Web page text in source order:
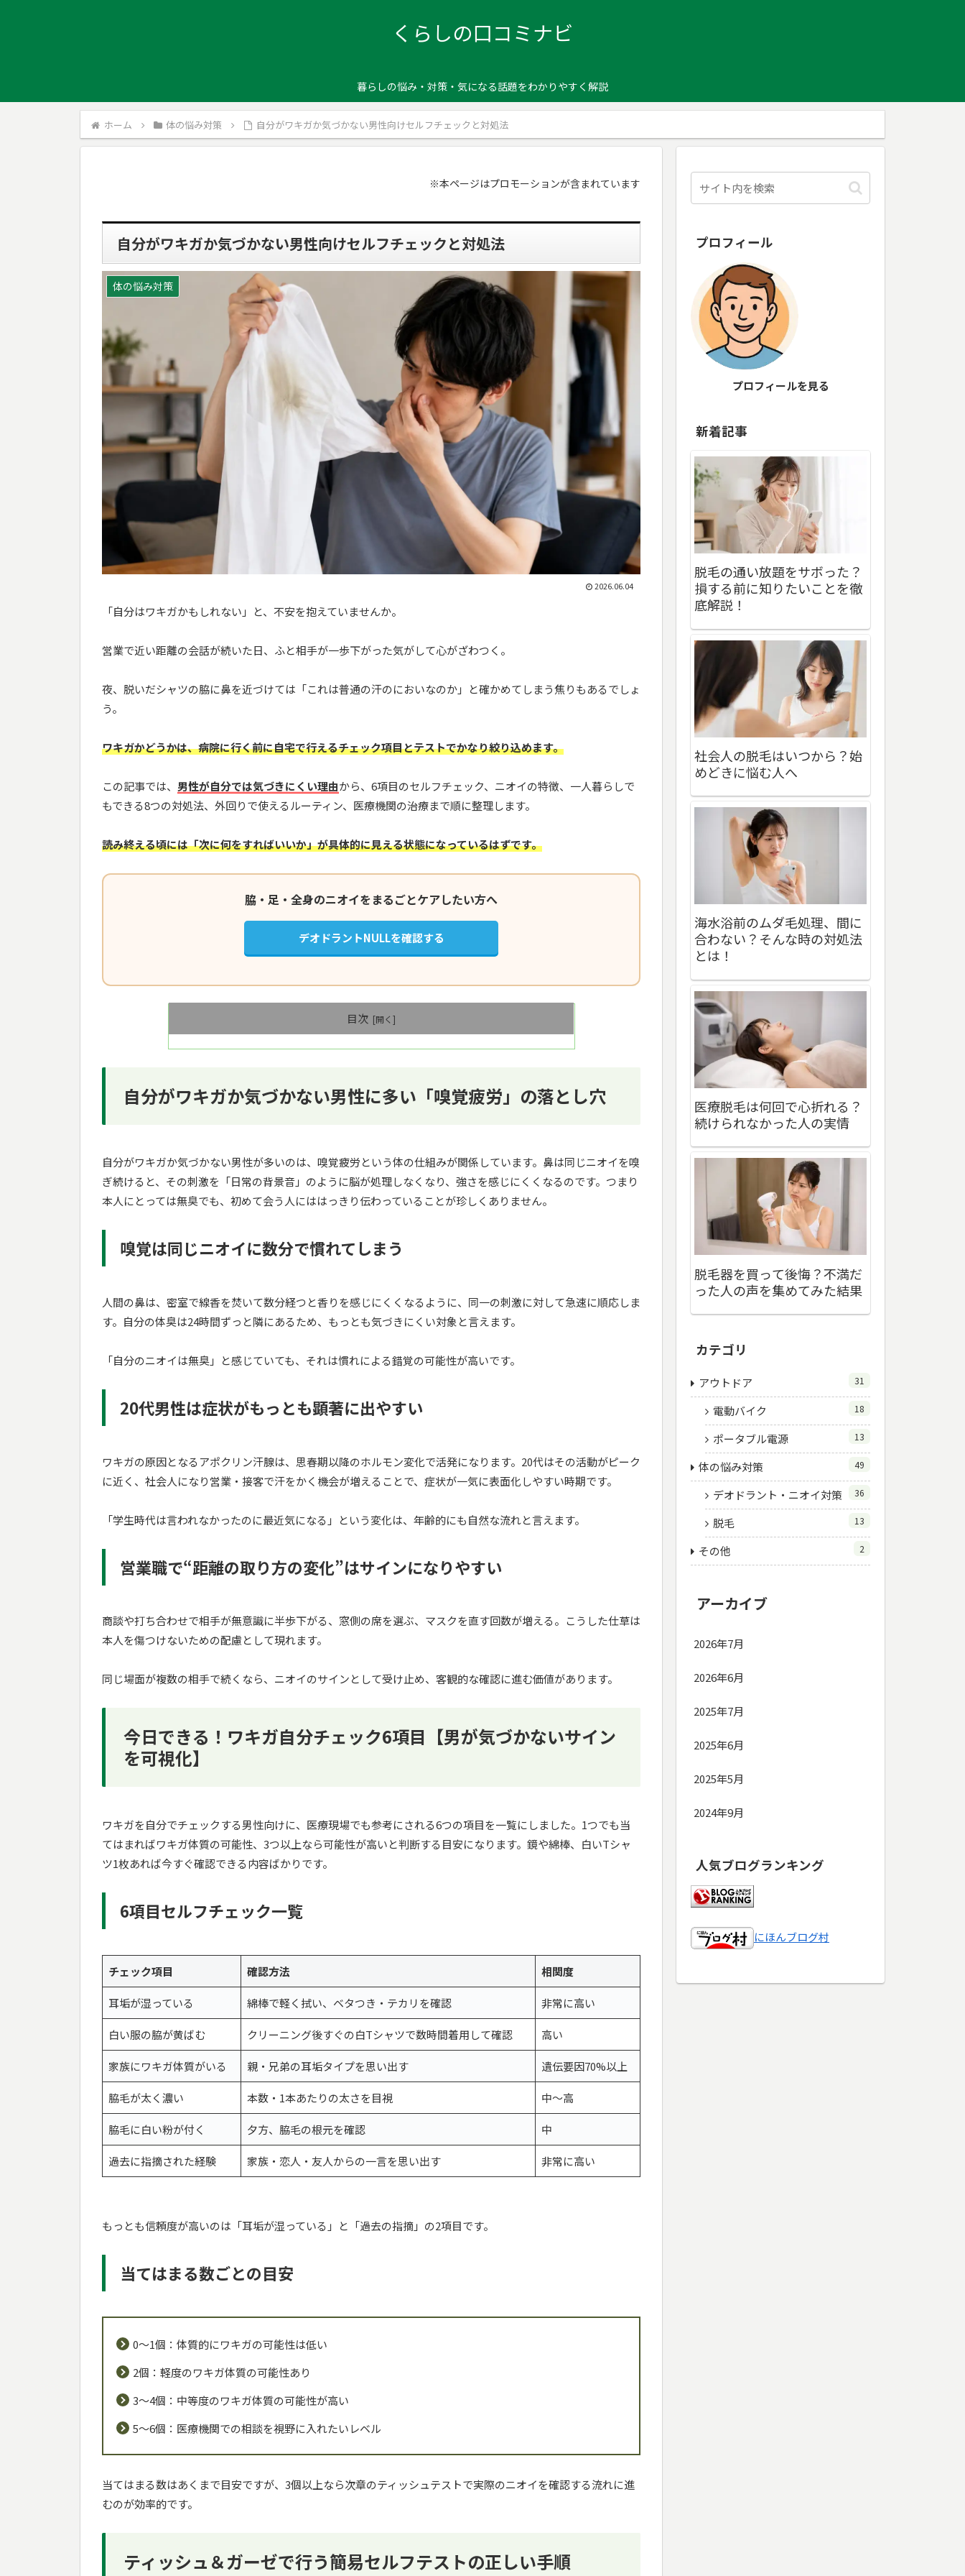
くらしの口コミナビ
暮らしの悩み・対策・気になる話題をわかりやすく解説
ホーム 体の悩み対策 自分がワキガか気づかない男性向けセルフチェックと対処法
※本ページはプロモーションが含まれています
自分がワキガか気づかない男性向けセルフチェックと対処法
体の悩み対策
2026.06.04
「自分はワキガかもしれない」と、不安を抱えていませんか。
営業で近い距離の会話が続いた日、ふと相手が一歩下がった気がして心がざわつく。
夜、脱いだシャツの脇に鼻を近づけては「これは普通の汗のにおいなのか」と確かめてしまう焦りもあるでしょ
う。
ワキガかどうかは、病院に行く前に自宅で行えるチェック項目とテストでかなり絞り込めます。
この記事では、 男性が自分では気づきにくい理由から、6項目のセルフチェック、ニオイの特徴、一人暮らしで
もできる8つの対処法、外回りで使えるルーティン、医療機関の治療まで順に整理します。
読み終える頃には「次に何をすればいいか」が具体的に見える状態になっているはずです。
脇・足・全身のニオイをまるごとケアしたい方へ
デオドラントNULLを確認する
目次
自分がワキガか気づかない男性に多い「嗅覚疲労」の落とし穴
自分がワキガか気づかない男性が多いのは、嗅覚疲労という体の仕組みが関係しています。鼻は同じニオイを嗅
ぎ続けると、その刺激を「日常の背景音」のように脳が処理しなくなり、強さを感じにくくなるのです。つまり
本人にとっては無臭でも、初めて会う人にははっきり伝わっていることが珍しくありません。
嗅覚は同じニオイに数分で慣れてしまう
人間の鼻は、密室で線香を焚いて数分経つと香りを感じにくくなるように、同一の刺激に対して急速に順応しま
す。自分の体臭は24時間ずっと隣にあるため、もっとも気づきにくい対象と言えます。
「自分のニオイは無臭」と感じていても、それは慣れによる錯覚の可能性が高いです。
20代男性は症状がもっとも顕著に出やすい
ワキガの原因となるアポクリン汗腺は、思春期以降のホルモン変化で活発になります。20代はその活動がピーク
に近く、社会人になり営業・接客で汗をかく機会が増えることで、症状が一気に表面化しやすい時期です。
「学生時代は言われなかったのに最近気になる」という変化は、年齢的にも自然な流れと言えます。
営業職で“距離の取り方の変化”はサインになりやすい
商談や打ち合わせで相手が無意識に半歩下がる、窓側の席を選ぶ、マスクを直す回数が増える。こうした仕草は
本人を傷つけないための配慮として現れます。
同じ場面が複数の相手で続くなら、ニオイのサインとして受け止め、客観的な確認に進む価値があります。
今日できる！ワキガ自分チェック6項目【男が気づかないサイン
を可視化】
ワキガを自分でチェックする男性向けに、医療現場でも参考にされる6つの項目を一覧にしました。1つでも当
てはまればワキガ体質の可能性、3つ以上なら可能性が高いと判断する目安になります。鏡や綿棒、白いTシャ
ツ1枚あれば今すぐ確認できる内容ばかりです。
6項目セルフチェック一覧
チェック項目 確認方法 相関度
耳垢が湿っている 綿棒で軽く拭い、ベタつき・テカリを確認 非常に高い
白い服の脇が黄ばむ クリーニング後すぐの白Tシャツで数時間着用して確認 高い
家族にワキガ体質がいる 親・兄弟の耳垢タイプを思い出す 遺伝要因70%以上
脇毛が太く濃い 本数・1本あたりの太さを目視 中～高
脇毛に白い粉が付く 夕方、脇毛の根元を確認 中
過去に指摘された経験 家族・恋人・友人からの一言を思い出す 非常に高い
もっとも信頼度が高いのは「耳垢が湿っている」と「過去の指摘」の2項目です。
当てはまる数ごとの目安
0～1個：体質的にワキガの可能性は低い
2個：軽度のワキガ体質の可能性あり
3～4個：中等度のワキガ体質の可能性が高い
5～6個：医療機関での相談を視野に入れたいレベル
当てはまる数はあくまで目安ですが、3個以上なら次章のティッシュテストで実際のニオイを確認する流れに進
むのが効率的です。
ティッシュ＆ガーゼで行う簡易セルフテストの正しい手順
プロフィール
プロフィールを見る
新着記事
脱毛の通い放題をサボった？
損する前に知りたいことを徹
底解説！
社会人の脱毛はいつから？始
めどきに悩む人へ
海水浴前のムダ毛処理、間に
合わない？そんな時の対処法
とは！
医療脱毛は何回で心折れる？
続けられなかった人の実情
脱毛器を買って後悔？不満だ
った人の声を集めてみた結果
カテゴリ
アウトドア 31
電動バイク 18
ポータブル電源 13
体の悩み対策 49
デオドラント・ニオイ対策 36
脱毛 13
その他 2
アーカイブ
2026年7月
2026年6月
2025年7月
2025年6月
2025年5月
2024年9月
人気ブログランキング
にほんブログ村